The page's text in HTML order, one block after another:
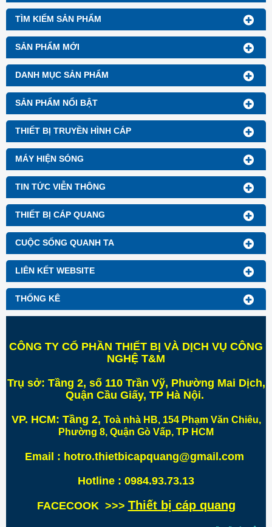
TÌM KIẾM SẢN PHẨM
SẢN PHẨM MỚI
DANH MỤC SẢN PHẨM
SẢN PHẨM NỔI BẬT
THIẾT BỊ TRUYỀN HÌNH CÁP
MÁY HIỆN SÓNG
TIN TỨC VIỄN THÔNG
THIẾT BỊ CÁP QUANG
CUỘC SỐNG QUANH TA
LIÊN KẾT WEBSITE
THỐNG KÊ
CÔNG TY CỔ PHẦN THIẾT BỊ VÀ DỊCH VỤ CÔNG
NGHỆ T&M
Trụ sở: Tầng 2, số 110 Trần Vỹ, Phường Mai Dịch,
Quận Cầu Giấy, TP Hà Nội.
VP. HCM: Tầng 2, Toà nhà HB, 154 Phạm Văn Chiêu,
Phường 8, Quận Gò Vấp, TP HCM
Email : hotro.thietbicapquang@gmail.com
Hotline : 0984.93.73.13
FACECOOK >>> Thiết bị cáp quang